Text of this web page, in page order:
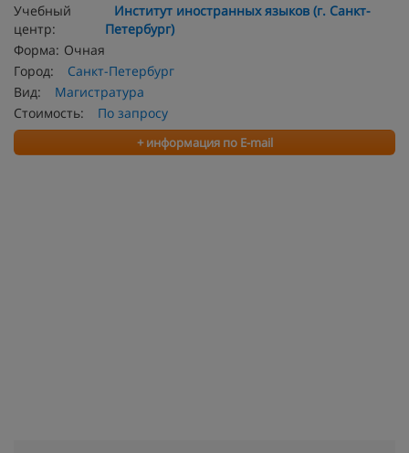
Учебный
центр:
Институт иностранных языков (г. Санкт-
Петербург)
Форма: Очная
Город:
Санкт-Петербург
Вид:
Магистратура
Стоимость:
По запросу
+ информация по E-mail